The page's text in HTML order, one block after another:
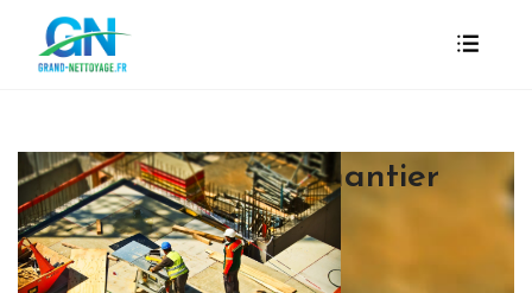
Nettoyage fin de chantier
Morbihan Vannes